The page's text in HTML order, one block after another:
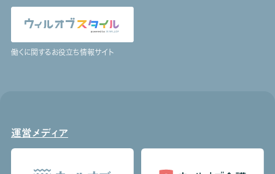
働くに関するお役立ち情報サイト
運営メディア